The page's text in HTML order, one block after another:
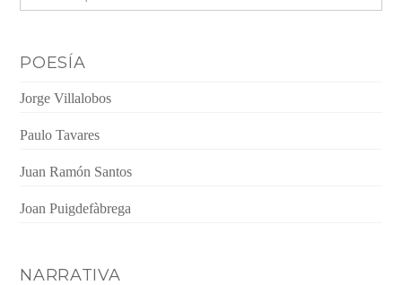
POESÍA
Jorge Villalobos
Paulo Tavares
Juan Ramón Santos
Joan Puigdefàbrega
NARRATIVA